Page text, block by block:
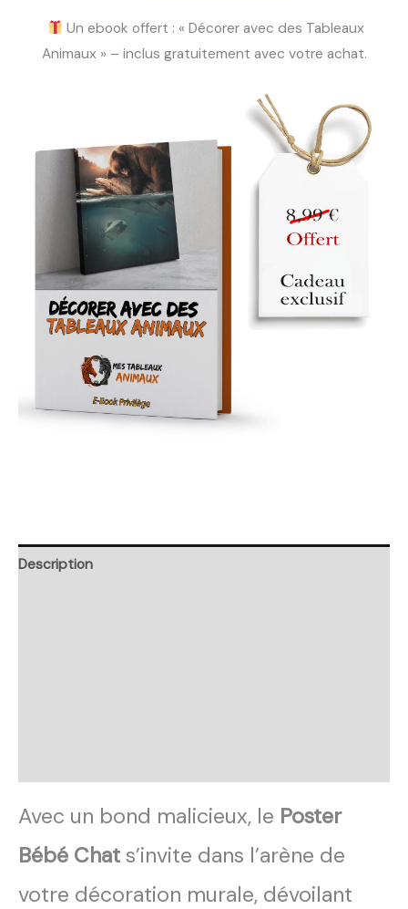
Un ebook offert : « Décorer avec des Tableaux
Animaux » – inclus gratuitement avec votre achat.
Description
Avec un bond malicieux, le Poster
Bébé Chat s’invite dans l’arène de
votre décoration murale, dévoilant